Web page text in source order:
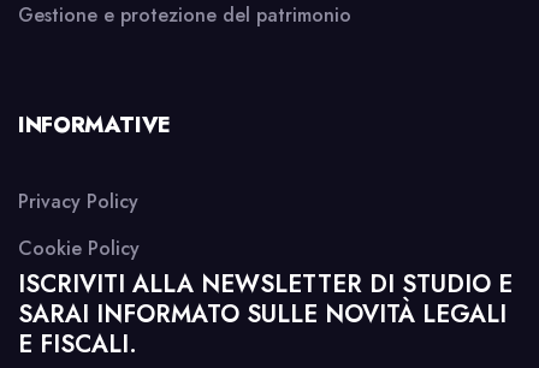
Gestione e protezione del patrimonio
INFORMATIVE
Privacy Policy
Cookie Policy
ISCRIVITI ALLA NEWSLETTER DI STUDIO E
SARAI INFORMATO SULLE NOVITÀ LEGALI
E FISCALI.